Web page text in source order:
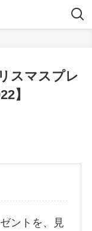
スマスプレ
】
ントを、見